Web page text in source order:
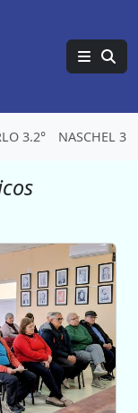
3.2° NASCHEL